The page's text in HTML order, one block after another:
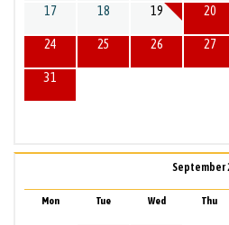
17 18 19 20
24 25 26 27
31
September
Mon Tue Wed Thu